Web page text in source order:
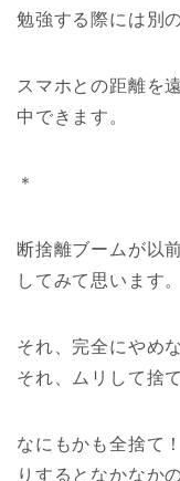
勉強する際には別
スマホとの距離を
中できます。
＊
断捨離ブームが以
してみて思います。
それ、完全にやめ
それ、ムリして捨
なにもかも全捨て
りするとなかなか